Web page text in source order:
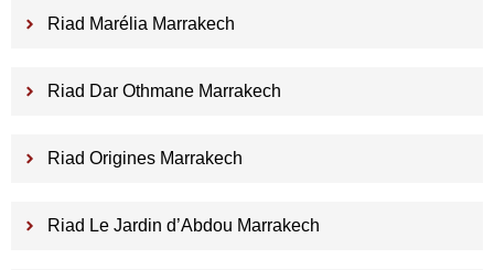
Riad Marélia Marrakech
Riad Dar Othmane Marrakech
Riad Origines Marrakech
Riad Le Jardin d’Abdou Marrakech